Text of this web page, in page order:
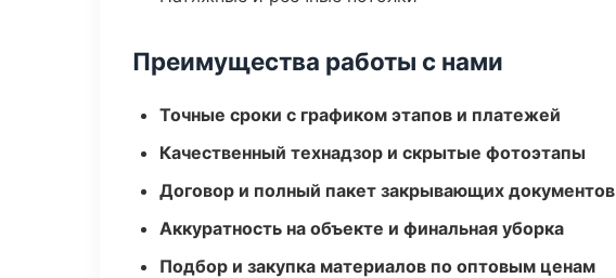
Преимущества работы с нами
Точные сроки с графиком этапов и платежей
Качественный технадзор и скрытые фотоэтапы
Договор и полный пакет закрывающих документов
Аккуратность на объекте и финальная уборка
Подбор и закупка материалов по оптовым ценам